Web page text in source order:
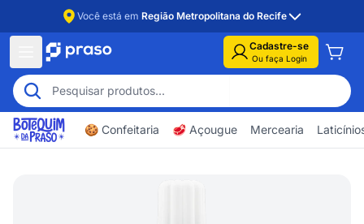
Você está em Região Metropolitana do Recife
Cadastre-se
Ou faça Login
🍪 Confeitaria 🥩 Açougue Mercearia